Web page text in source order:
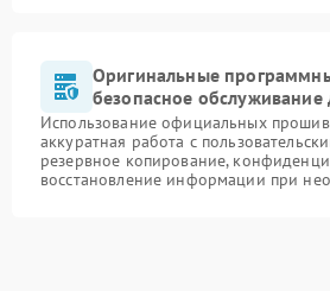
Оригинальные
безопасное
Использование официальных
аккуратная работа с
резервное копирование,
восстановление информации при